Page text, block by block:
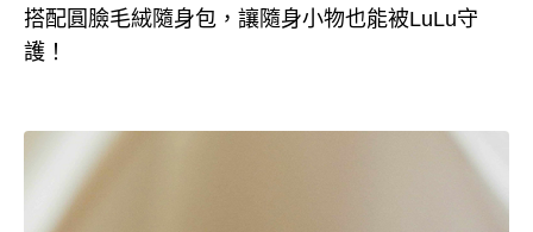
搭配圓臉毛絨隨身包，讓隨身小物也能被LuLu守
護！